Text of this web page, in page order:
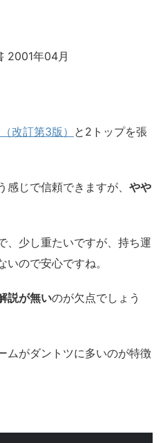
2001年04月
改訂第3版） と2トップを張
じで信頼できますが、 やや
、少し重たいですが、持ち運
ので安心ですね。
説が無いのが欠点でしょう
ムがダントツに多いのが特徴